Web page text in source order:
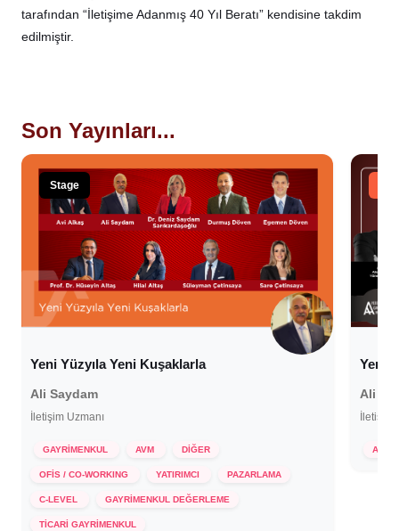
tarafından “İletişime Adanmış 40 Yıl Beratı” kendisine takdim
edilmiştir.
Son Yayınları...
Stage
Yeni Yüzyıla Yeni Kuşaklarla
Ali Saydam
İletişim Uzmanı
GAYRİMENKUL AVM DİĞER
OFİS / CO-WORKING YATIRIMCI PAZARLAMA
C-LEVEL GAYRİMENKUL DEĞERLEME
TİCARİ GAYRİMENKUL
Yeni
Ali
İletişim
AVM